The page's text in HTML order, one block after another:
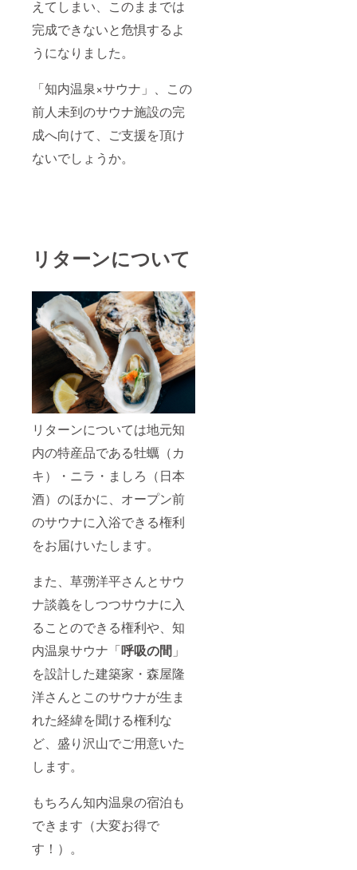
えてしまい、このままでは
完成できないと危惧するよ
うになりました。
「知内温泉×サウナ」、この
前人未到のサウナ施設の完
成へ向けて、ご支援を頂け
ないでしょうか。
リターンについて
リターンについては地元知
内の特産品である牡蠣（カ
キ）・ニラ・ましろ（日本
酒）のほかに、オープン前
のサウナに入浴できる権利
をお届けいたします。
また、草彅洋平さんとサウ
ナ談義をしつつサウナに入
ることのできる権利や、知
内温泉サウナ「呼吸の間 」
を設計した建築家・森屋隆
洋さんとこのサウナが生ま
れた経緯を聞ける権利な
ど、盛り沢山でご用意いた
します。
もちろん知内温泉の宿泊も
できます（大変お得で
す！）。